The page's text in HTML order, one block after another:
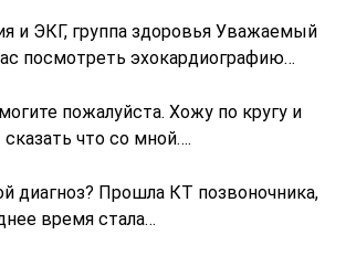
и ЭКГ, группа здоровья Уважаемый
посмотреть эхокардиографию…
пожалуйста. Хожу по кругу и
что со мной….
диагноз? Прошла КТ позвоночника,
время стала…